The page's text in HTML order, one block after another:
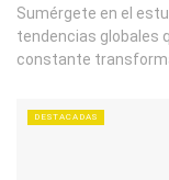
Sumérgete en el
tendencias globales
constante
DESTACADAS